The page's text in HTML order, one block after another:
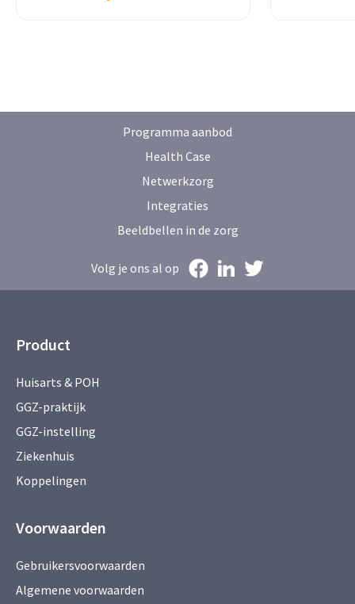
Programma aanbod
Health Case
Netwerkzorg
Integraties
Beeldbellen in de zorg
Volg je ons al op
Product
Huisarts & POH
GGZ-praktijk
GGZ-instelling
Ziekenhuis
Koppelingen
Voorwaarden
Gebruikersvoorwaarden
Algemene voorwaarden